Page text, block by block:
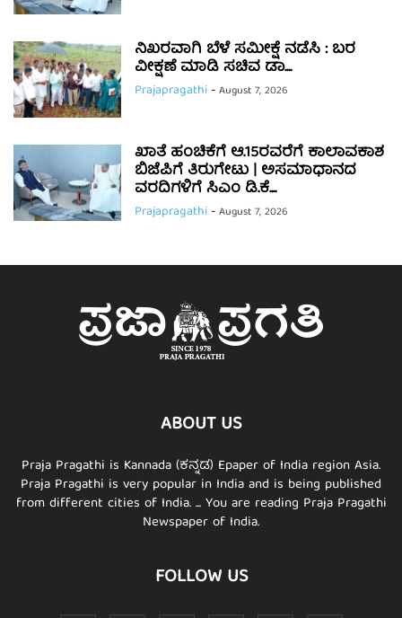
ನಿಖರವಾಗಿ ಬೆಳೆ ಸಮೀಕ್ಷೆ ನಡೆಸಿ : ಬರ
ವೀಕ್ಷಣೆ ಮಾಡಿ ಸಚಿವ ಡಾ....
Prajapragathi-August 7, 2026
ಖಾತೆ ಹಂಚಿಕೆಗೆ ಆ.15ರವರೆಗೆ ಕಾಲಾವಕಾಶ
ಬಿಜೆಪಿಗೆ ತಿರುಗೇಟು | ಅಸಮಾಧಾನದ
ವರದಿಗಳಿಗೆ ಸಿಎಂ ಡಿ.ಕೆ....
Prajapragathi-August 7, 2026
ABOUT US
Praja Pragathi is Kannada (ಕನ್ನಡ) Epaper of India region Asia.
Praja Pragathi is very popular in India and is being published
from different cities of India. ... You are reading Praja Pragathi
Newspaper of India.
FOLLOW US